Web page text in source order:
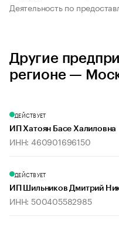
Деятельность по
Другие
регионе —
ДЕЙСТВУЕТ
ИП Хатоян Басе Халиловна
ИНН: 460901696150
ДЕЙСТВУЕТ
ИП Шильников Дмитрий
ИНН: 500405582985